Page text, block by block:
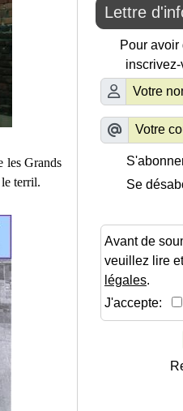
les Grands
terril.
Lettre
Pour
Se
Avant de
veuillez lire
légales.
J'accepte: